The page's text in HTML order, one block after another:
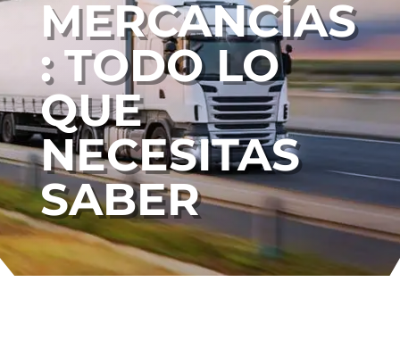
MERCANCÍAS
: TODO LO
QUE
NECESITAS
SABER